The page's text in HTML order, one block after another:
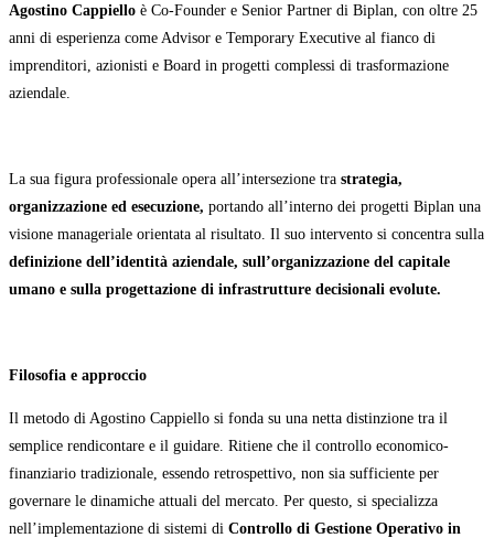
Agostino Cappiello è Co-Founder e Senior Partner di Biplan, con oltre 25
anni di esperienza come Advisor e Temporary Executive al fianco di
imprenditori, azionisti e Board in progetti complessi di trasformazione
aziendale.
La sua figura professionale opera all’intersezione tra strategia,
organizzazione ed esecuzione, portando all’interno dei progetti Biplan una
visione manageriale orientata al risultato. Il suo intervento si concentra sulla
definizione dell’identità aziendale, sull’organizzazione del capitale
umano e sulla progettazione di infrastrutture decisionali evolute.
Filosofia e approccio
Il metodo di Agostino Cappiello si fonda su una netta distinzione tra il
semplice rendicontare e il guidare. Ritiene che il controllo economico-
finanziario tradizionale, essendo retrospettivo, non sia sufficiente per
governare le dinamiche attuali del mercato. Per questo, si specializza
nell’implementazione di sistemi di Controllo di Gestione Operativo in